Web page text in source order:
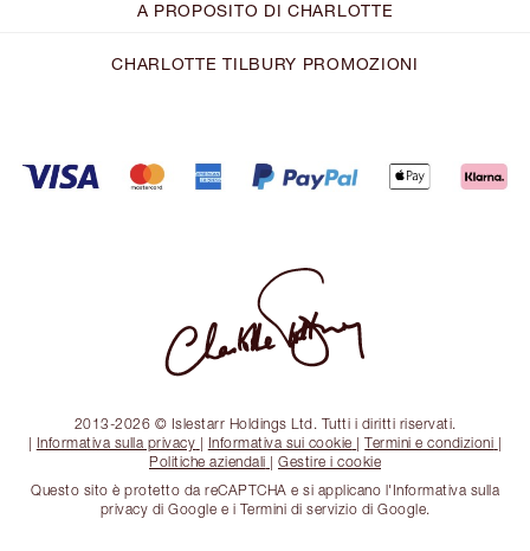
A PROPOSITO DI CHARLOTTE
CHARLOTTE TILBURY PROMOZIONI
2013-2026 © Islestarr Holdings Ltd. Tutti i diritti riservati.
| Informativa sulla privacy | Informativa sui cookie |Termini e condizioni |
Politiche aziendali | Gestire i cookie
Questo sito è protetto da reCAPTCHA e si applicano l'Informativa sulla
privacy di Google e i Termini di servizio di Google.